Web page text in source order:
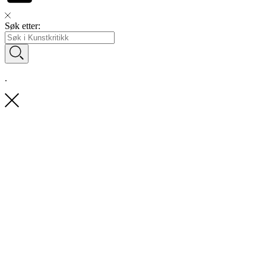
Søk etter:
.